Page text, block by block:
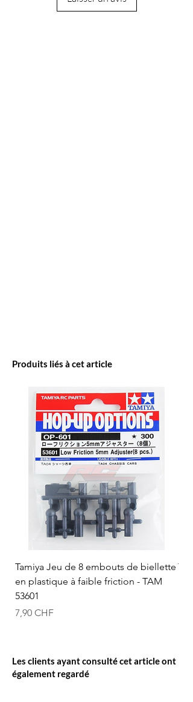
Produits liés à cet article
Tamiya Jeu de 8 embouts de biellette
en plastique à faible friction - TAM
53601
Prix
7,90 CHF
Les clients ayant consulté cet article ont
également regardé